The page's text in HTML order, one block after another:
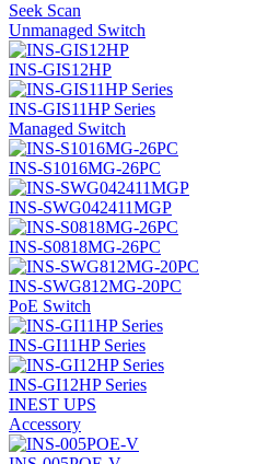
Seek Scan
Unmanaged Switch
INS-GIS12HP
INS-GIS11HP Series
Managed Switch
INS-S1016MG-26PC
INS-SWG042411MGP
INS-S0818MG-26PC
INS-SWG812MG-20PC
PoE Switch
INS-GI11HP Series
INS-GI12HP Series
INEST UPS
Accessory